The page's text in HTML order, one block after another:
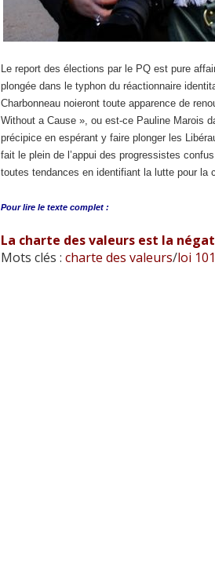
Le report des élections par le PQ est pure
plongée dans le typhon du réactionnaire
Charbonneau noieront toute apparence de
Without a Cause », ou est-ce Pauline Marois
précipice en espérant y faire plonger les
fait le plein de l’appui des progressistes
toutes tendances en identifiant la lutte pour la
Pour lire le texte complet :
La charte des valeurs est la
Mots clés : charte des valeurs/loi 101